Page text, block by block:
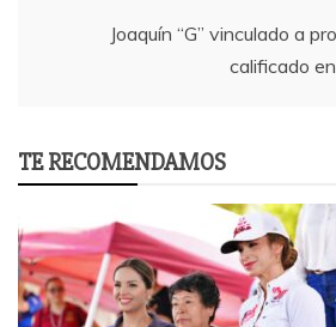
Joaquín “G” vinculado a
calificado
TE RECOMENDAMOS